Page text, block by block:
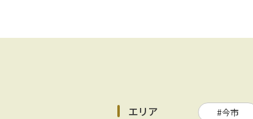
エリア #今市